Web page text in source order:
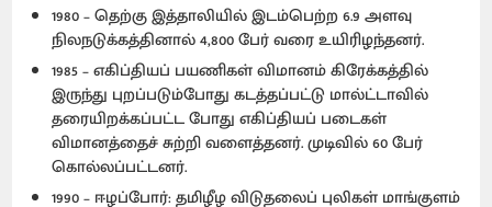
1980 – தெற்கு இத்தாலியில் இடம்பெற்ற 6.9 அளவு
நிலநடுக்கத்தினால் 4,800 பேர் வரை உயிரிழந்தனர்.
1985 – எகிப்தியப் பயணிகள் விமானம் கிரேக்கத்தில்
இருந்து புறப்படும்போது கடத்தப்பட்டு மால்ட்டாவில்
தரையிறக்கப்பட்ட போது எகிப்தியப் படைகள்
விமானத்தைச் சுற்றி வளைத்தனர். முடிவில் 60 பேர்
கொல்லப்பட்டனர்.
1990 – ஈழப்போர்: தமிழீழ விடுதலைப் புலிகள் மாங்குளம்